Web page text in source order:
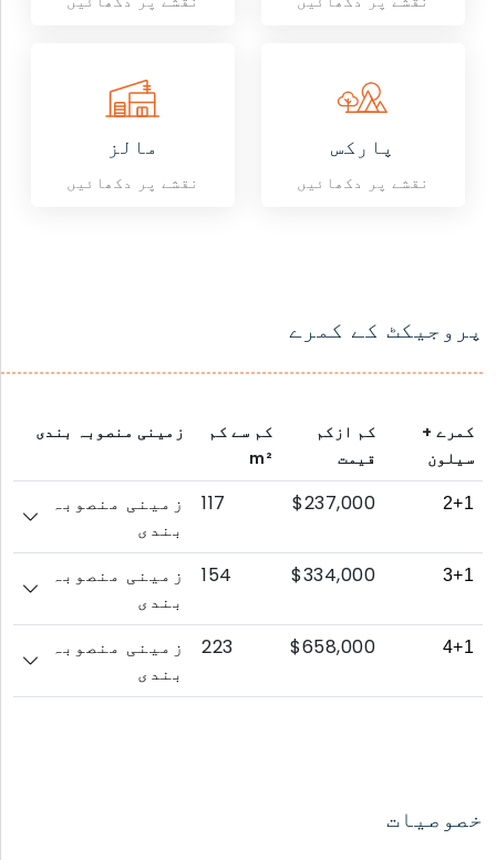
مالز
نقشے پر دکھائیں
پارکس
نقشے پر دکھائیں
پروجیکٹ کے کمرے
کمرے +
سیلون
کم ازکم
قیمت
کم سے کم
m²
زمینی منصوبہ بندی
2+1
$237,000
117
زمینی منصوبہ
بندی
3+1
$334,000
154
زمینی منصوبہ
بندی
4+1
$658,000
223
زمینی منصوبہ
بندی
خصوصیات